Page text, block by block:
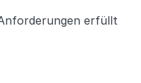
erfüllt